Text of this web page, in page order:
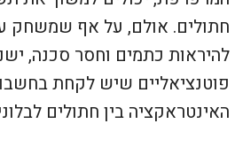
חתולים. אולם, על אף שמשחק
להיראות כתמים וחסר סכנה,
פוטנציאליים שיש לקחת
האינטראקציה בין חתולים